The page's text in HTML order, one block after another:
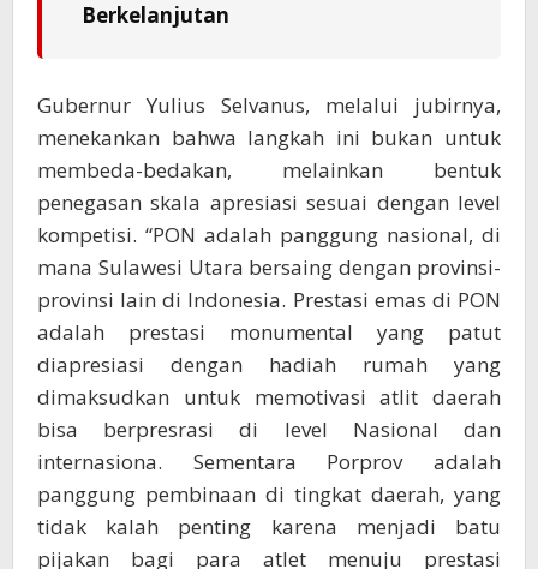
Berkelanjutan
Gubernur Yulius Selvanus, melalui jubirnya,
menekankan bahwa langkah ini bukan untuk
membeda-bedakan, melainkan bentuk
penegasan skala apresiasi sesuai dengan level
kompetisi. “PON adalah panggung nasional, di
mana Sulawesi Utara bersaing dengan provinsi-
provinsi lain di Indonesia. Prestasi emas di PON
adalah prestasi monumental yang patut
diapresiasi dengan hadiah rumah yang
dimaksudkan untuk memotivasi atlit daerah
bisa berpresrasi di level Nasional dan
internasiona. Sementara Porprov adalah
panggung pembinaan di tingkat daerah, yang
tidak kalah penting karena menjadi batu
pijakan bagi para atlet menuju prestasi